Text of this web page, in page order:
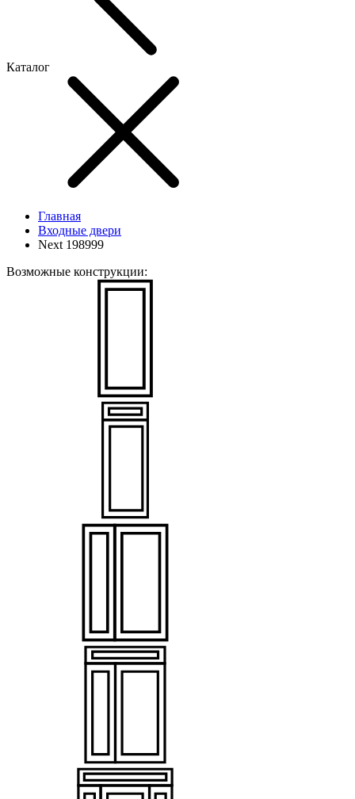
Каталог
Главная
Входные двери
Next 198999
Возможные конструкции: